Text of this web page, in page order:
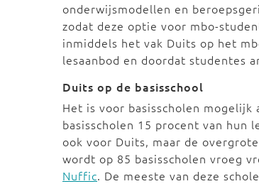
onderwijsmodellen en
zodat deze optie voor mbo-
inmiddels het vak Duits op het
lesaanbod en doordat studentes
Duits op de basisschool
Het is voor basisscholen
basisscholen 15 procent van hun
ook voor Duits, maar de
wordt op 85 basisscholen vroeg
Nuffic. De meeste van deze